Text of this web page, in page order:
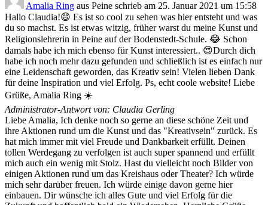
Amalia Ring aus Peine schrieb am 25. Januar 2021 um 15:58
Hallo Claudia!😄 Es ist so cool zu sehen was hier entsteht und was
du so machst. Es ist etwas witzig, früher warst du meine Kunst und
Religionslehrerin in Peine auf der Bodenstedt-Schule. 😂 Schon
damals habe ich mich ebenso für Kunst interessiert.. 😍Durch dich
habe ich noch mehr dazu gefunden und schließlich ist es einfach nur
eine Leidenschaft geworden, das Kreativ sein! Vielen lieben Dank
für deine Inspiration und viel Erfolg. Ps, echt coole website! Liebe
Grüße, Amalia Ring ☀️
Administrator-Antwort von: Claudia Gerling
Liebe Amalia, Ich denke noch so gerne an diese schöne Zeit und
ihre Aktionen rund um die Kunst und das "Kreativsein" zurück. Es
hat mich immer mit viel Freude und Dankbarkeit erfüllt. Deinen
tollen Werdegang zu verfolgen ist auch super spannend und erfüllt
mich auch ein wenig mit Stolz. Hast du vielleicht noch Bilder von
einigen Aktionen rund um das Kreishaus oder Theater? Ich würde
mich sehr darüber freuen. Ich würde einige davon gerne hier
einbauen. Dir wünsche ich alles Gute und viel Erfolg für die